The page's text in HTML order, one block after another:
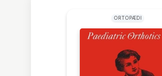
ORTOPÆDI